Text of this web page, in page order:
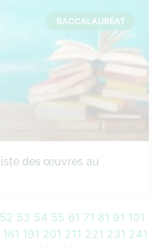
BACCALAURÉAT
des œuvres au
52 53 54 55 61 71 81 91 101
181 191 201 211 221 231 241